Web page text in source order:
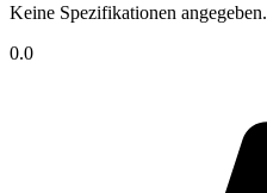
Keine Spezifikationen angegeben.
0.0